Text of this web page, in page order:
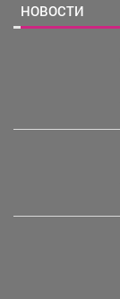
НОВОСТИ